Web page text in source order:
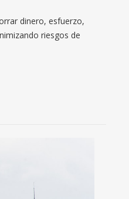
dinero, esfuerzo,
riesgos de